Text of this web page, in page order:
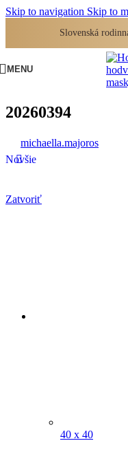
Skip to navigation Skip to
Slovenská
MENU
20260394
michaella.majoros
Novšie
Zatvoriť
40 x 40